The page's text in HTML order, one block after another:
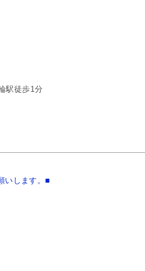
駅徒歩1分
いします。■